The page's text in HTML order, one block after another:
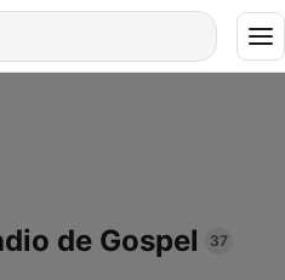
de Gospel 37